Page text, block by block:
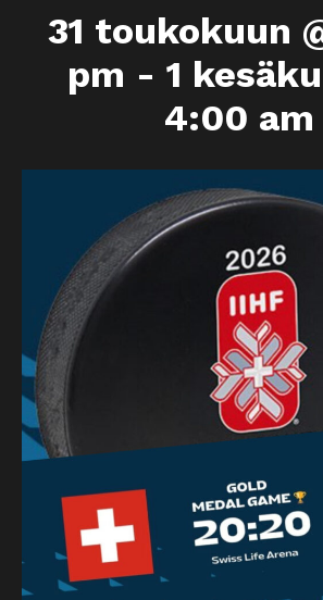
31 toukokuun
pm - 1
4:00 am